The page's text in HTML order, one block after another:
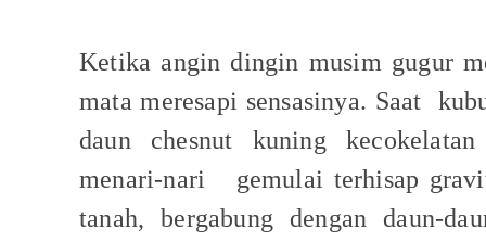
Ketika angin dingin musim gugur
mata meresapi sensasinya. Saat
daun chesnut kuning
menari-nari
gemulai terhisap
tanah, bergabung dengan daun-